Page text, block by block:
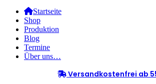
Startseite
Shop
Produktion
Blog
Termine
Über uns…
Versandkostenfrei ab